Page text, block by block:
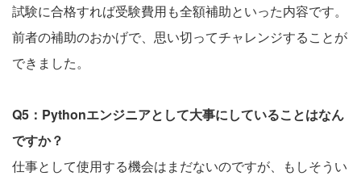
試験に合格すれば受験費用も全額補助といった内容です。
前者の補助のおかげで、思い切ってチャレンジすることが
できました。
Q5：Pythonエンジニアとして大事にしていることはなん
ですか？
仕事として使用する機会はまだないのですが、もしそうい